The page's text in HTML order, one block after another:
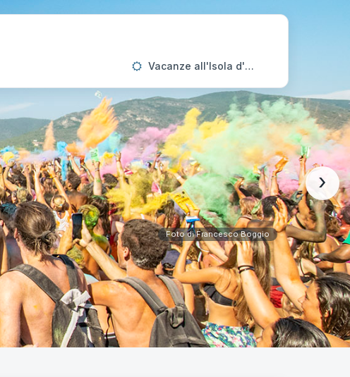
Vacanze all'Isola d'Elba
Foto di Francesco Boggio
›